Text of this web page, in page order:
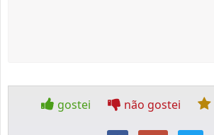
gostei não gostei